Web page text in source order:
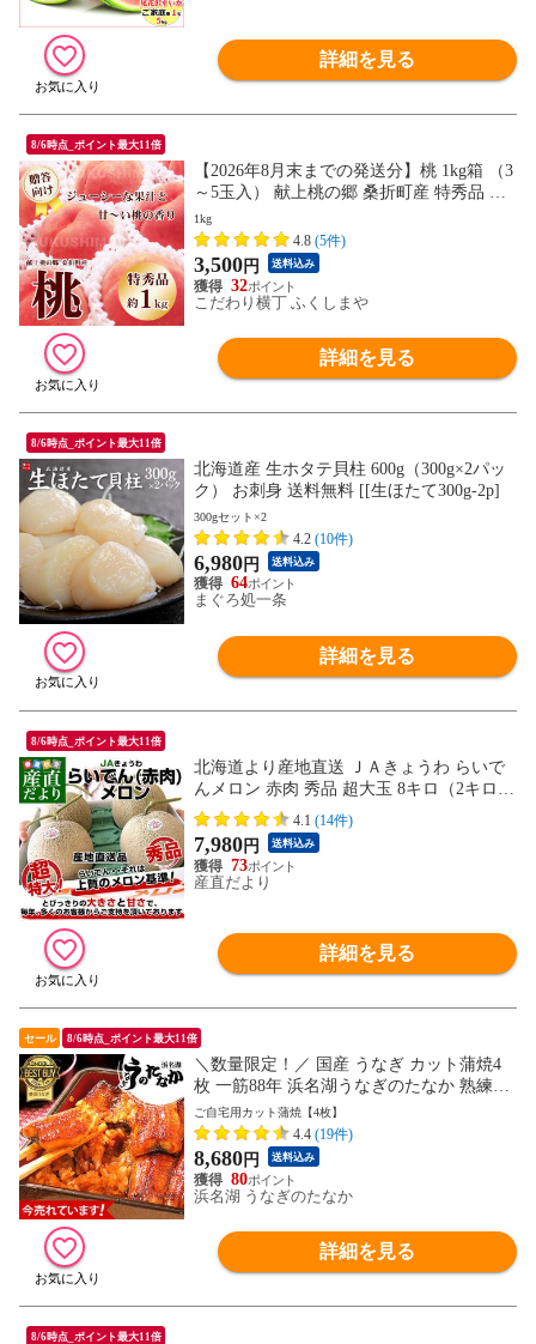
詳細を見る
8/6時点_ポイント最大11倍
【2026年8月末までの発送分】桃 1kg箱 （3
～5玉入） 献上桃の郷 桑折町産 特秀品 硬
め 品種指定不可 贈答 ギフト プレゼント
1kg
4.8 (5件)
3,500円 送料込み
32
こだわり横丁 ふくしまや
詳細を見る
8/6時点_ポイント最大11倍
北海道産 生ホタテ貝柱 600g（300g×2パッ
ク） お刺身 送料無料 [[生ほたて300g-2p]
300gセット×2
4.2 (10件)
6,980円 送料込み
64
まぐろ処一条
詳細を見る
8/6時点_ポイント最大11倍
北海道より産地直送 ＪＡきょうわ らいで
んメロン 赤肉 秀品 超大玉 8キロ（2キロ×4
玉）送料無料 北海道メロン お中元 ギフト
4.1 (14件)
7,980円 送料込み
73
産直だより
詳細を見る
セール 8/6時点_ポイント最大11倍
＼数量限定！／ 国産 うなぎ カット蒲焼4
枚 一筋88年 浜名湖うなぎのたなか 熟練職
人による手焼き 専門店 鰻 ウナギ 蒲焼4枚
自宅用 ponhan-4 ※ご指定日にお届け
ご自宅用カット蒲焼【4枚】
4.4 (19件)
8,680円 送料込み
80
浜名湖 うなぎのたなか
詳細を見る
8/6時点_ポイント最大11倍